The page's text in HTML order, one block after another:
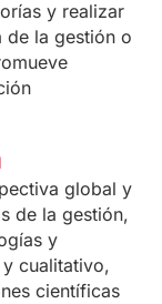
y realizar
de la gestión o
global y
de la gestión,
y
cualitativo,
científicas